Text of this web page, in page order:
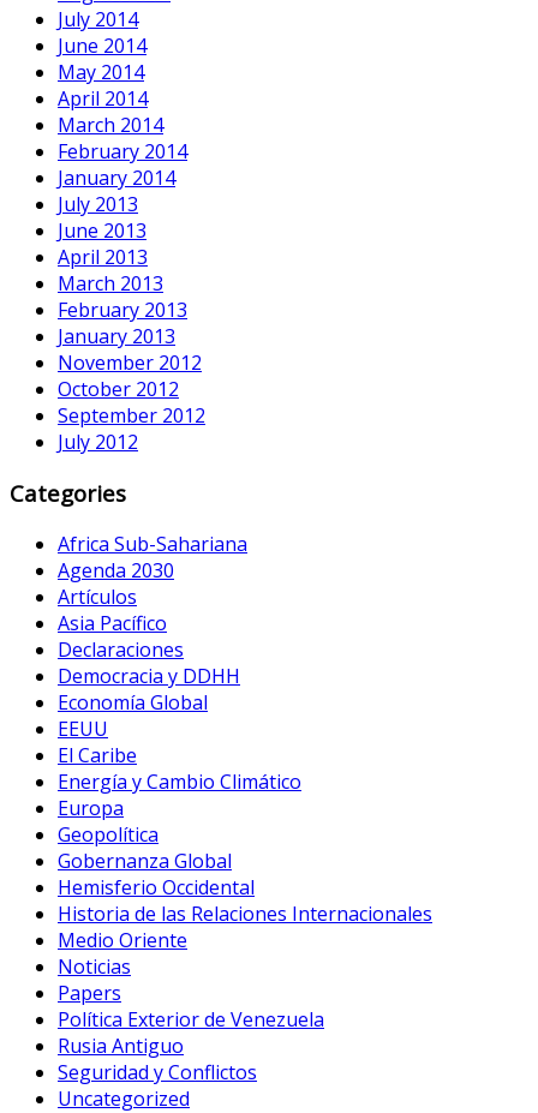
July 2014
June 2014
May 2014
April 2014
March 2014
February 2014
January 2014
July 2013
June 2013
April 2013
March 2013
February 2013
January 2013
November 2012
October 2012
September 2012
July 2012
Categories
Africa Sub-Sahariana
Agenda 2030
Artículos
Asia Pacífico
Declaraciones
Democracia y DDHH
Economía Global
EEUU
El Caribe
Energía y Cambio Climático
Europa
Geopolítica
Gobernanza Global
Hemisferio Occidental
Historia de las Relaciones Internacionales
Medio Oriente
Noticias
Papers
Política Exterior de Venezuela
Rusia Antiguo
Seguridad y Conflictos
Uncategorized